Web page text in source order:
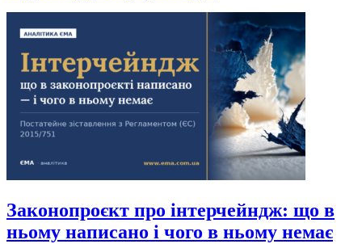
Законопроєкт про інтерчейндж: що в
ньому написано і чого в ньому немає